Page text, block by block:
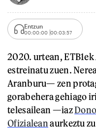
Entzun
00:00:00 00:03:57
2020. urtean, ETB1ek
estreinatu zuen.
Aranburu— zen
gorabehera gehiago
telesailean —iaz
Ofizialeanaurkeztu